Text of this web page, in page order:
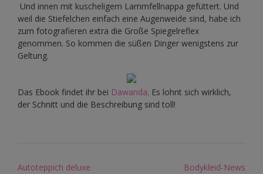
Und innen mit kuscheligem Lammfellnappa gefüttert. Und
weil die Stiefelchen einfach eine Augenweide sind, habe ich
zum fotografieren extra die Große Spiegelreflex
genommen. So kommen die süßen Dinger wenigstens zur
Geltung.
Das Ebook findet ihr bei Dawanda. Es lohnt sich wirklich,
der Schnitt und die Beschreibung sind toll!
Post
Autoteppich deluxe Bodykleid-News